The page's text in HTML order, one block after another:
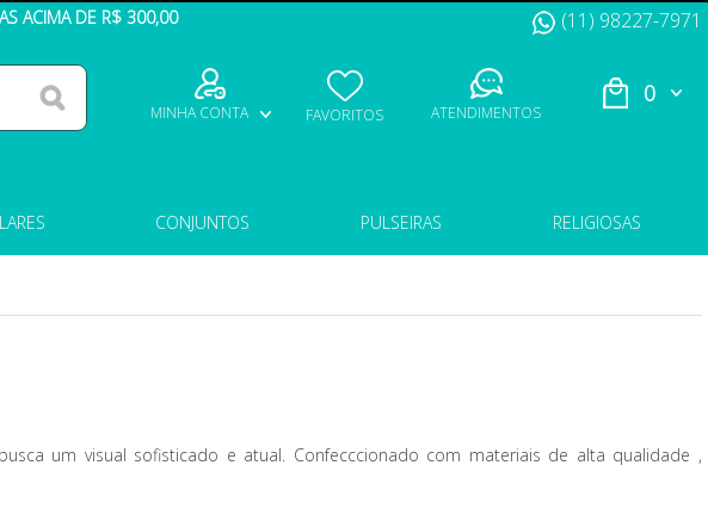
ACIMA DE R$ 300,00 (11) 98227-7971
MINHA CONTA FAVORITOS ATENDIMENTOS
0
CONJUNTOS PULSEIRAS RELIGIOSAS
um visual sofisticado e atual. Confecccionado com materiais de alta qualidade ,